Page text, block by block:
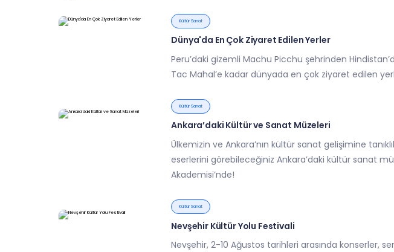
Kültür Sanat
Dünya'da En Çok Ziyaret Edilen Yerler
Peru’daki gizemli Machu Picchu şehrinden
Tac Mahal’e kadar dünyada en çok ziyaret edilen
Kültür Sanat
Ankara’daki Kültür ve Sanat Müzeleri
Ülkemizin ve Ankara’nın kültür sanat gelişimine
eserlerini görebileceğiniz Ankara’daki kültür sanat
Akademisi’nde!
Kültür Sanat
Nevşehir Kültür Yolu Festivali
Nevşehir, 2-10 Ağustos tarihleri arasında konserler,